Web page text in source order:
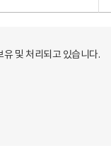
및 처리되고 있습니다.